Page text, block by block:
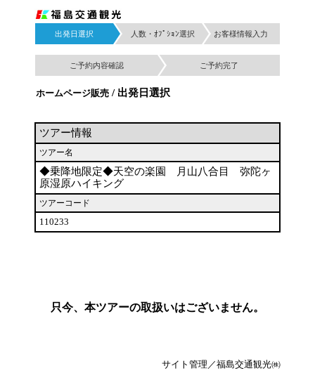
出発日選択 人数・ｵﾌﾟｼｮﾝ選択 お客様情報入力
ご予約内容確認 ご予約完了
ホームページ販売 / 出発日選択
ツアー情報
ツアー名
◆乗降地限定◆天空の楽園 月山八合目 弥陀ヶ
原湿原ハイキング
ツアーコード
110233
只今、本ツアーの取扱いはございません。
サイト管理／福島交通観光㈱